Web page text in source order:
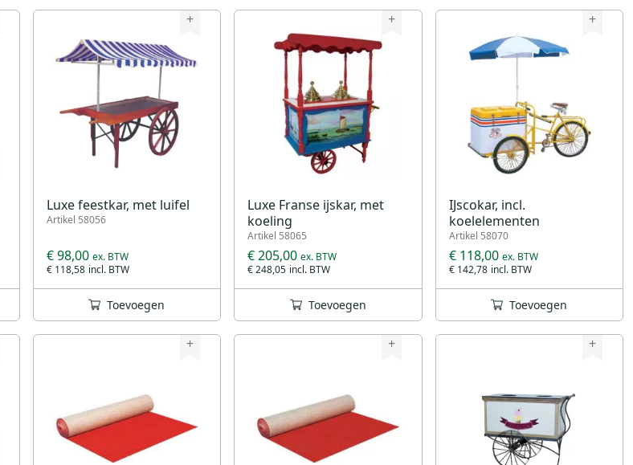
+
Luxe feestkar, met luifel
Artikel 58056
€ 118,58
€ 98,00
Toevoegen
+
Luxe Franse ijskar, met
koeling
Artikel 58065
€ 248,05
€ 205,00
Toevoegen
+
IJscokar, incl.
koelelementen
Artikel 58070
€ 142,78
€ 118,00
Toevoegen
+ + +